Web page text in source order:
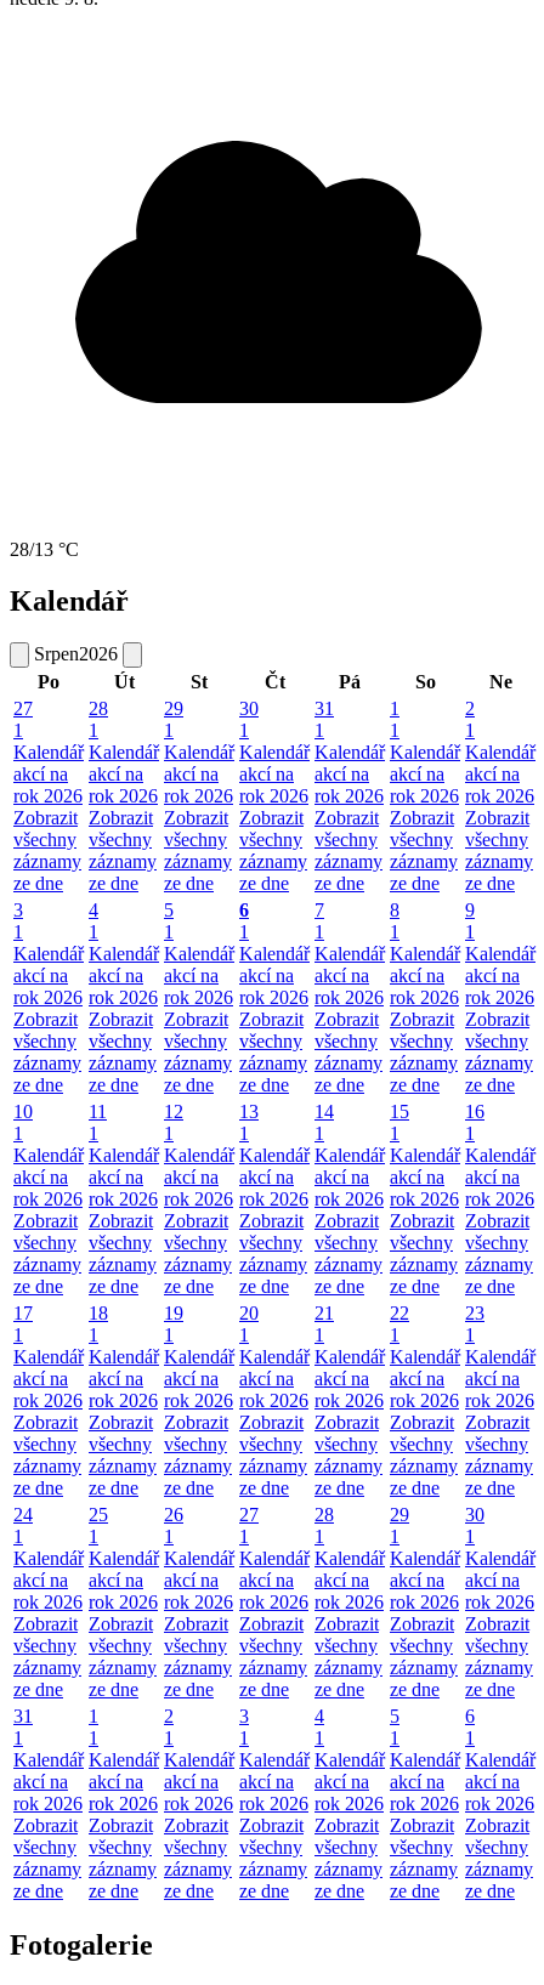
28/13 °C
Kalendář
Srpen2026
Po
Út St Čt Pá So
Ne
27
1
Kalendář
akcí na
rok 2026
Zobrazit
všechny
záznamy
ze dne
28
1
Kalendář
akcí na
rok 2026
Zobrazit
všechny
záznamy
ze dne
29
1
Kalendář
akcí na
rok 2026
Zobrazit
všechny
záznamy
ze dne
30
1
Kalendář
akcí na
rok 2026
Zobrazit
všechny
záznamy
ze dne
31
1
Kalendář
akcí na
rok 2026
Zobrazit
všechny
záznamy
ze dne
1
1
Kalendář
akcí na
rok 2026
Zobrazit
všechny
záznamy
ze dne
2
1
Kalendář
akcí na
rok 2026
Zobrazit
všechny
záznamy
ze dne
3
1
Kalendář
akcí na
rok 2026
Zobrazit
všechny
záznamy
ze dne
4
1
Kalendář
akcí na
rok 2026
Zobrazit
všechny
záznamy
ze dne
5
1
Kalendář
akcí na
rok 2026
Zobrazit
všechny
záznamy
ze dne
6
1
Kalendář
akcí na
rok 2026
Zobrazit
všechny
záznamy
ze dne
7
1
Kalendář
akcí na
rok 2026
Zobrazit
všechny
záznamy
ze dne
8
1
Kalendář
akcí na
rok 2026
Zobrazit
všechny
záznamy
ze dne
9
1
Kalendář
akcí na
rok 2026
Zobrazit
všechny
záznamy
ze dne
10
1
Kalendář
akcí na
rok 2026
Zobrazit
všechny
záznamy
ze dne
11
1
Kalendář
akcí na
rok 2026
Zobrazit
všechny
záznamy
ze dne
12
1
Kalendář
akcí na
rok 2026
Zobrazit
všechny
záznamy
ze dne
13
1
Kalendář
akcí na
rok 2026
Zobrazit
všechny
záznamy
ze dne
14
1
Kalendář
akcí na
rok 2026
Zobrazit
všechny
záznamy
ze dne
15
1
Kalendář
akcí na
rok 2026
Zobrazit
všechny
záznamy
ze dne
16
1
Kalendář
akcí na
rok 2026
Zobrazit
všechny
záznamy
ze dne
17
1
Kalendář
akcí na
rok 2026
Zobrazit
všechny
záznamy
ze dne
18
1
Kalendář
akcí na
rok 2026
Zobrazit
všechny
záznamy
ze dne
19
1
Kalendář
akcí na
rok 2026
Zobrazit
všechny
záznamy
ze dne
20
1
Kalendář
akcí na
rok 2026
Zobrazit
všechny
záznamy
ze dne
21
1
Kalendář
akcí na
rok 2026
Zobrazit
všechny
záznamy
ze dne
22
1
Kalendář
akcí na
rok 2026
Zobrazit
všechny
záznamy
ze dne
23
1
Kalendář
akcí na
rok 2026
Zobrazit
všechny
záznamy
ze dne
24
1
Kalendář
akcí na
rok 2026
Zobrazit
všechny
záznamy
ze dne
25
1
Kalendář
akcí na
rok 2026
Zobrazit
všechny
záznamy
ze dne
26
1
Kalendář
akcí na
rok 2026
Zobrazit
všechny
záznamy
ze dne
27
1
Kalendář
akcí na
rok 2026
Zobrazit
všechny
záznamy
ze dne
28
1
Kalendář
akcí na
rok 2026
Zobrazit
všechny
záznamy
ze dne
29
1
Kalendář
akcí na
rok 2026
Zobrazit
všechny
záznamy
ze dne
30
1
Kalendář
akcí na
rok 2026
Zobrazit
všechny
záznamy
ze dne
31
1
Kalendář
akcí na
rok 2026
Zobrazit
všechny
záznamy
ze dne
1
1
Kalendář
akcí na
rok 2026
Zobrazit
všechny
záznamy
ze dne
2
1
Kalendář
akcí na
rok 2026
Zobrazit
všechny
záznamy
ze dne
3
1
Kalendář
akcí na
rok 2026
Zobrazit
všechny
záznamy
ze dne
4
1
Kalendář
akcí na
rok 2026
Zobrazit
všechny
záznamy
ze dne
5
1
Kalendář
akcí na
rok 2026
Zobrazit
všechny
záznamy
ze dne
6
1
Kalendář
akcí na
rok 2026
Zobrazit
všechny
záznamy
ze dne
Fotogalerie